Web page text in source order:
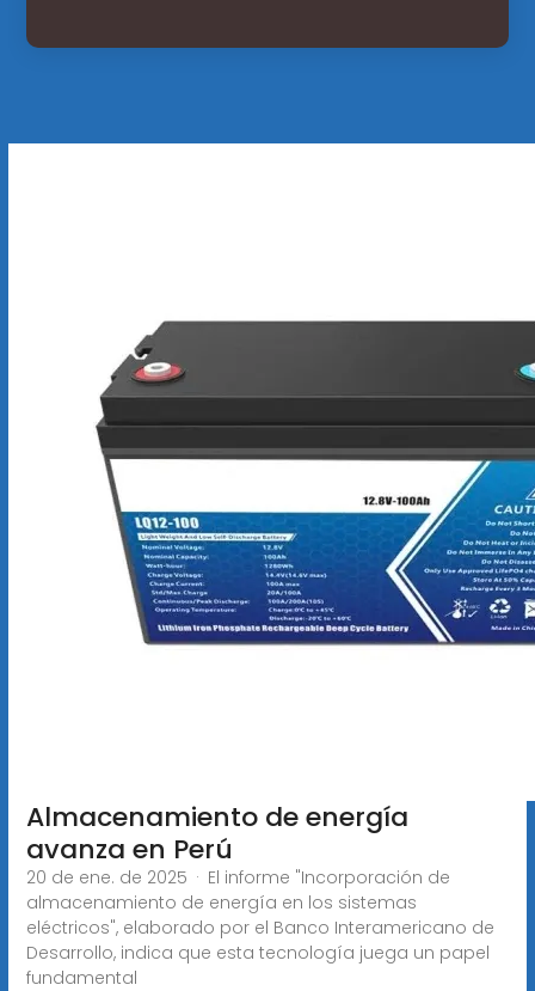
Almacenamiento de energía
avanza en Perú
20 de ene. de 2025 · El informe "Incorporación de
almacenamiento de energía en los sistemas
eléctricos", elaborado por el Banco Interamericano de
Desarrollo, indica que esta tecnología juega un papel
fundamental